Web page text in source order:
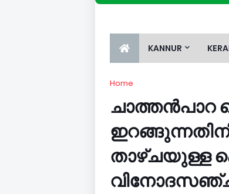
KANNUR
Home
ചാത്തൻപാറ
താഴ്ചയുള്ള